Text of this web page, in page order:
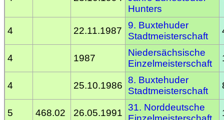
Hunters
4 22.11.1987
9. Buxtehuder
Stadtmeisterschaft
4 1987
Niedersächsische
Einzelmeisterschaft
4 25.10.1986
8. Buxtehuder
Stadtmeisterschaft
5 468.02 26.05.1991
31. Norddeutsche